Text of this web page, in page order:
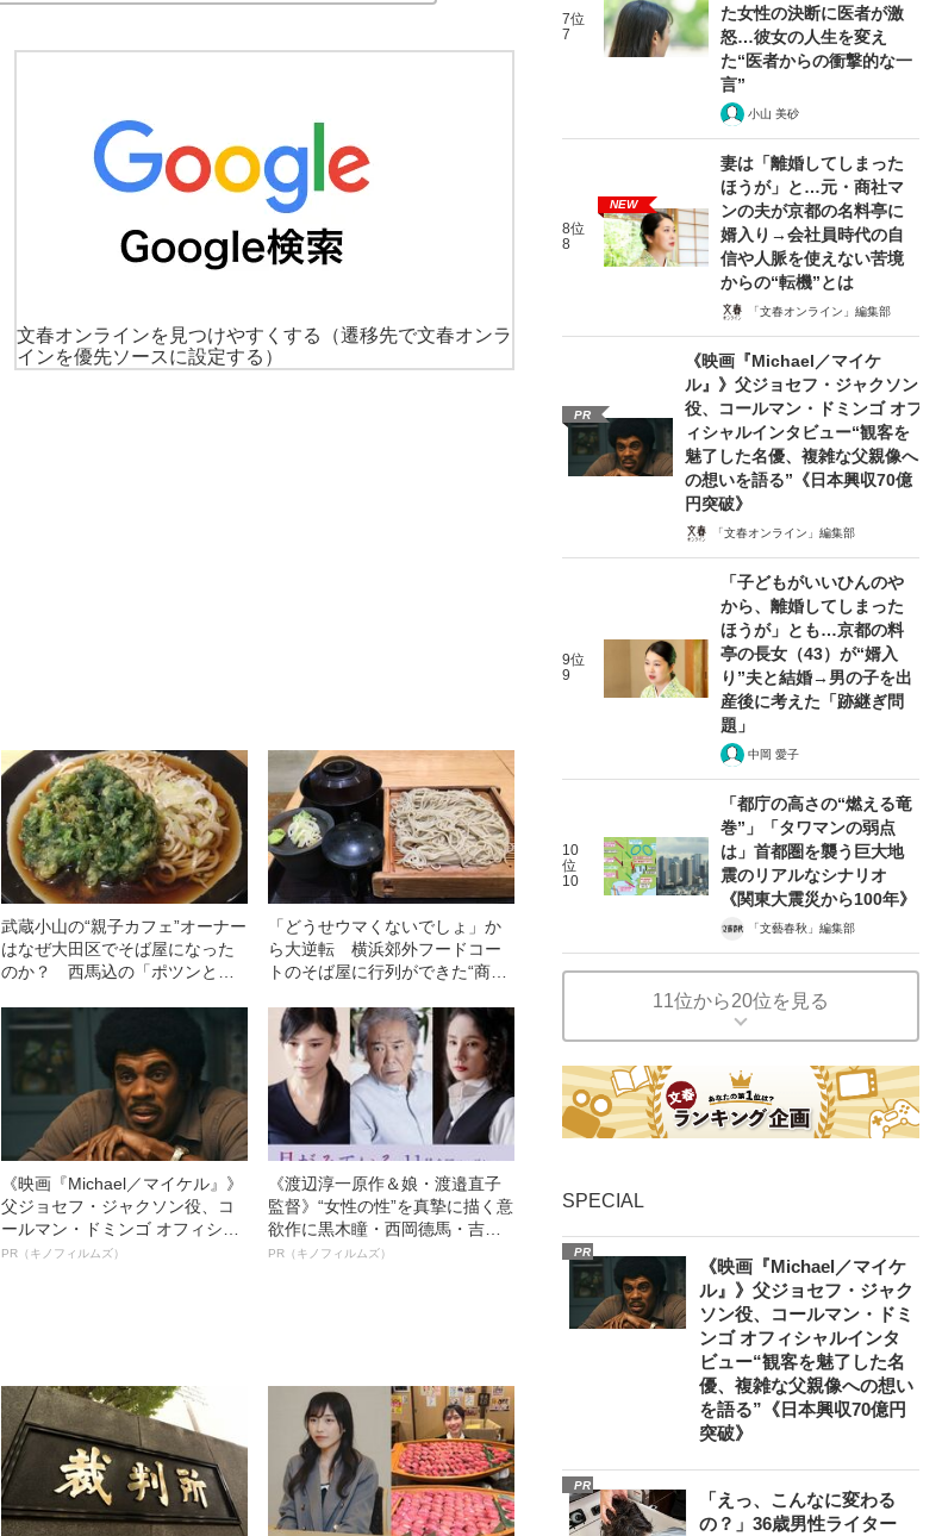
文春オンラインを見つけやすくする
（遷移先で文春オンラ
インを優先ソースに設定する）
武蔵小山の“親子カフェ”オーナー
はなぜ大田区でそば屋になった
のか？ 西馬込の「ポツンと一
「どうせウマくないでしょ」か
ら大逆転 横浜郊外フードコー
トのそば屋に行列ができた“商売
《映画『Michael／マイケル』》
父ジョセフ・ジャクソン役、コ
ールマン・ドミンゴ オフィシャ
ルインタビュー“観客を魅了した
PR（キノフィルムズ）
《渡辺淳一原作＆娘・渡邉直子
監督》“女性の性”を真摯に描く意
欲作に黒木瞳・西岡德馬・吉田
羊が出演決定！《映画『月がみ
PR（キノフィルムズ）
7位
7
た女性の決断に医者が激
怒…彼女の人生を変え
た“医者からの衝撃的な一
言”
小山 美砂
8位
8
NEW
妻は「離婚してしまった
ほうが」と…元・商社マ
ンの夫が京都の名料亭に
婿入り→会社員時代の自
信や人脈を使えない苦境
からの“転機”とは
「文春オンライン」編集部
PR
《映画『Michael／マイケ
ル』》父ジョセフ・ジャクソン
役、コールマン・ドミンゴ オフ
ィシャルインタビュー“観客を
魅了した名優、複雑な父親像へ
の想いを語る”《日本興収70億
円突破》
「文春オンライン」編集部
9位
9
「子どもがいいひんのや
から、離婚してしまった
ほうが」とも…京都の料
亭の長女（43）が“婿入
り”夫と結婚→男の子を出
産後に考えた「跡継ぎ問
題」
中岡 愛子
10
位
10
「都庁の高さの“燃える竜
巻”」「タワマンの弱点
は」首都圏を襲う巨大地
震のリアルなシナリオ
《関東大震災から100年》
「文藝春秋」編集部
11位から20位を見る
SPECIAL
PR
《映画『Michael／マイケ
ル』》父ジョセフ・ジャク
ソン役、コールマン・ドミ
ンゴ オフィシャルインタ
ビュー“観客を魅了した名
優、複雑な父親像への想い
を語る”《日本興収70億円
突破》
PR
「えっ、こんなに変わる
の？」36歳男性ライター